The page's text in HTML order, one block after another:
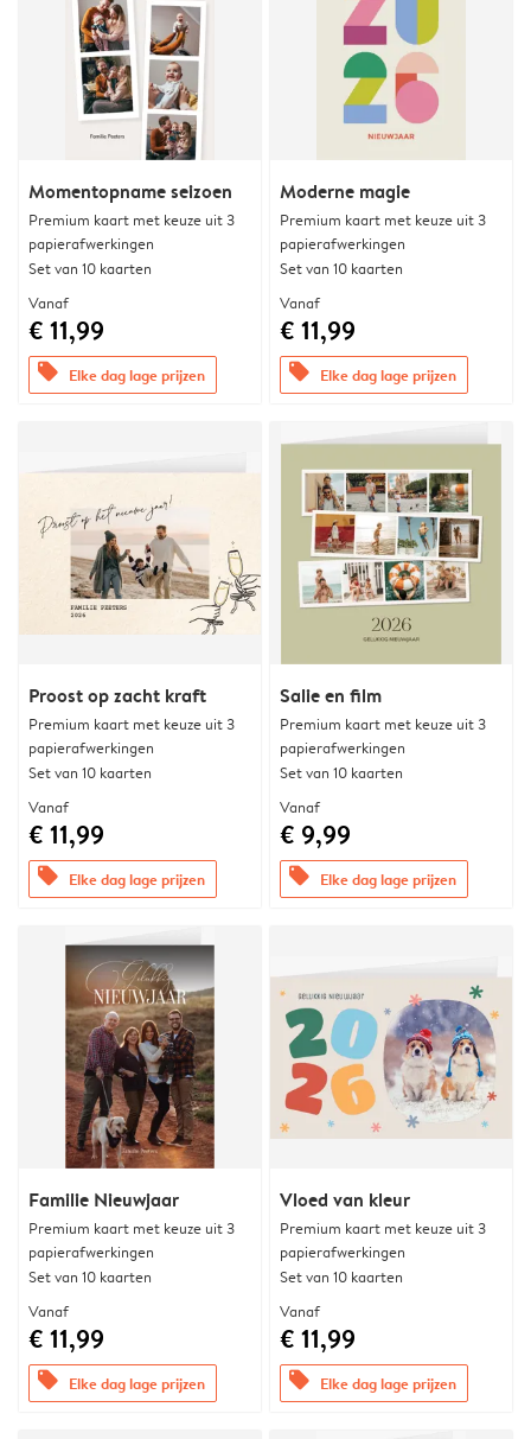
Momentopname seizoen
Premium kaart met keuze uit 3
papierafwerkingen
Set van 10 kaarten
Vanaf
€ 11,99
offers Elke dag lage prijzen
Moderne magie
Premium kaart met keuze uit 3
papierafwerkingen
Set van 10 kaarten
Vanaf
€ 11,99
offers Elke dag lage prijzen
Proost op zacht kraft
Premium kaart met keuze uit 3
papierafwerkingen
Set van 10 kaarten
Vanaf
€ 11,99
offers Elke dag lage prijzen
Salie en film
Premium kaart met keuze uit 3
papierafwerkingen
Set van 10 kaarten
Vanaf
€ 9,99
offers Elke dag lage prijzen
Familie Nieuwjaar
Premium kaart met keuze uit 3
papierafwerkingen
Set van 10 kaarten
Vanaf
€ 11,99
offers Elke dag lage prijzen
Vloed van kleur
Premium kaart met keuze uit 3
papierafwerkingen
Set van 10 kaarten
Vanaf
€ 11,99
offers Elke dag lage prijzen